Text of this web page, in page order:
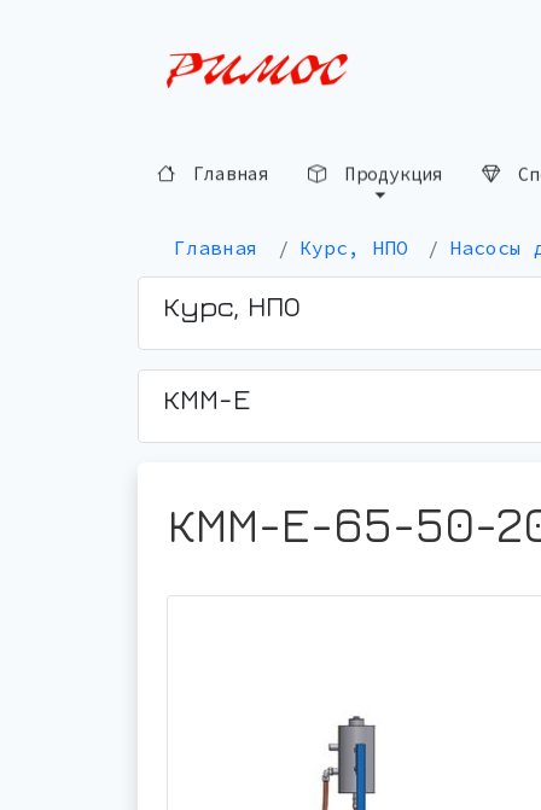
Главная Продукция
Главная Курс, НПО Насосы
Курс, НПО
КММ-Е
КММ-Е-65-50-